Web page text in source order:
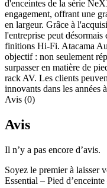
d'enceintes de la série
engagement, offrant une
en largeur. Grâce à
l'entreprise peut
finitions Hi-Fi. Atacama
objectif : non seulement
surpasser en matière de
rack AV. Les clients
innovants dans les années
Avis (0)
Avis
Il n’y a pas encore d’avis.
Soyez le premier à laisser
Essential – Pied